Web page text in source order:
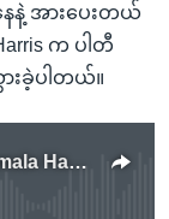
နဲ့ အားပေးတယ်
က ပါတီ
းခဲ့ပါတယ်။
ဒီမိုကရက်ပါတီ သမ္မတလောင်းအဖြစ် Kamala Harris လက်ခံ မိန့်ခွန်း ပြောကြား